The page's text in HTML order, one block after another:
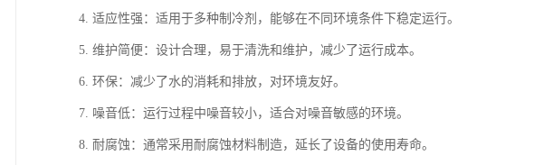
4. 适应性强：适用于多种制冷剂，能够在不同环境条件下稳定运行。
5. 维护简便：设计合理，易于清洗和维护，减少了运行成本。
6. 环保：减少了水的消耗和排放，对环境友好。
7. 噪音低：运行过程中噪音较小，适合对噪音敏感的环境。
8. 耐腐蚀：通常采用耐腐蚀材料制造，延长了设备的使用寿命。